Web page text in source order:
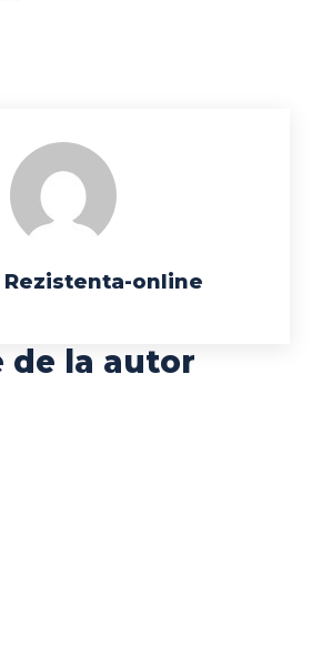
online
de la autor